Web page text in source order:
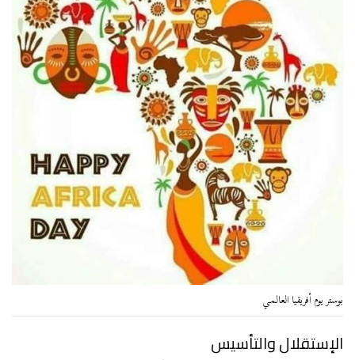
بوستر يوم أفريقيا العالمي
الإستقلال والتأسيس